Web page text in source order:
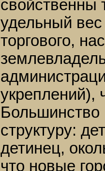
свойственны
удельный
торгового,
укреплений),
структуру:
детинец,
что новые